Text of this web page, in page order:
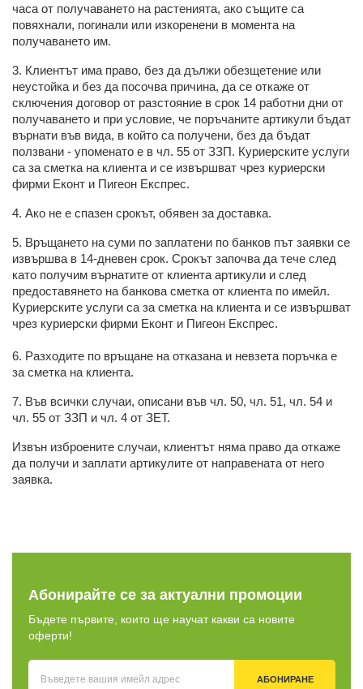
часа от получаването на растенията, ако същите са
повяхнали, погинали или изкоренени в момента на
получаването им.
3. Клиентът има право, без да дължи обезщетение или
неустойка и без да посочва причина, да се откаже от
сключения договор от разстояние в срок 14 работни дни от
получаването и при условие, че поръчаните артикули бъдат
върнати във вида, в който са получени, без да бъдат
ползвани - упоменато е в чл. 55 от ЗЗП. Куриерските услуги
са за сметка на клиента и се извършват чрез куриерски
фирми Еконт и Пигеон Експрес.
4. Ако не е спазен срокът, обявен за доставка.
5. Връщането на суми по заплатени по банков път заявки се
извършва в 14-дневен срок. Срокът започва да тече след
като получим върнатите от клиента артикули и след
предоставянето на банкова сметка от клиента по имейл.
Куриерските услуги са за сметка на клиента и се извършват
чрез куриерски фирми Еконт и Пигеон Експрес.
6. Разходите по връщане на отказана и невзета поръчка е
за сметка на клиента.
7. Във всички случаи, описани във чл. 50, чл. 51, чл. 54 и
чл. 55 от ЗЗП и чл. 4 от ЗЕТ.
Извън изброените случаи, клиентът няма право да откаже
да получи и заплати артикулите от направената от него
заявка.
Абонирайте се за актуални промоции
Бъдете първите, които ще научат какви са новите
оферти!
АБОНИРАНЕ